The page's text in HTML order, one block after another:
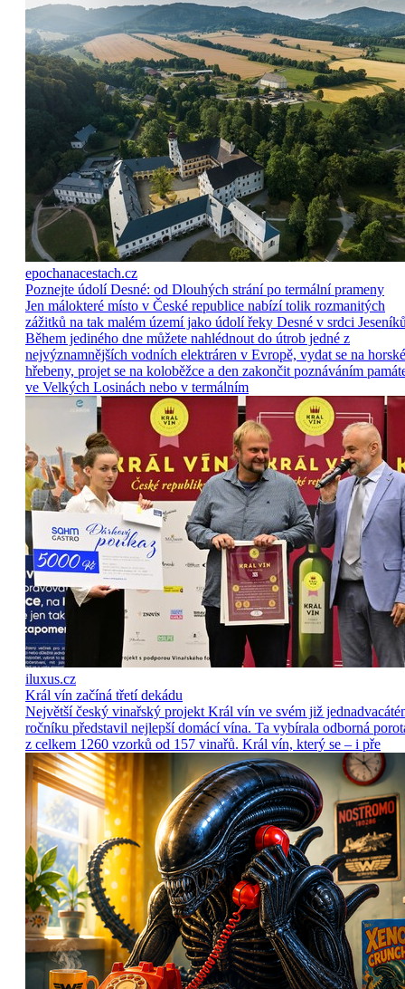
epochanacestach.cz
Poznejte údolí Desné: od Dlouhých strání po termální prameny
Jen málokteré místo v České republice nabízí tolik rozmanitých
zážitků na tak malém území jako údolí řeky Desné v srdci
Během jediného dne můžete nahlédnout do útrob jedné z
nejvýznamnějších vodních elektráren v Evropě, vydat se na horské
hřebeny, projet se na koloběžce a den zakončit poznáváním
ve Velkých Losinách nebo v termálním
iluxus.cz
Král vín začíná třetí dekádu
Největší český vinařský projekt Král vín ve svém již
ročníku představil nejlepší domácí vína. Ta vybírala odborná
z celkem 1260 vzorků od 157 vinařů. Král vín, který se – i pře